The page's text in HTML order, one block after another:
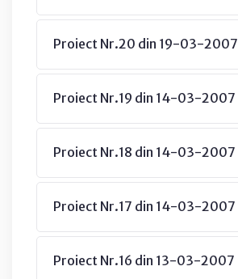
Proiect Nr.20 din 19-03-2007
Proiect Nr.19 din 14-03-2007
Proiect Nr.18 din 14-03-2007
Proiect Nr.17 din 14-03-2007
Proiect Nr.16 din 13-03-2007